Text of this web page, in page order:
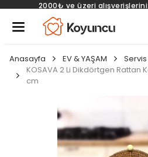
ve üzeri alışverişlerinizde KARGO
Anasayfa EV & YAŞAM
KOSAVA 2 Li Dikdörtgen Rattan
cm